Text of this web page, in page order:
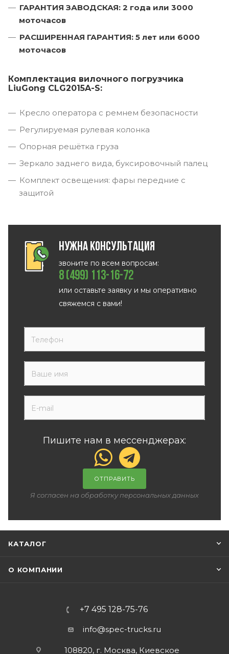
ГАРАНТИЯ ЗАВОДСКАЯ: 2 года или 3000
моточасов
РАСШИРЕННАЯ ГАРАНТИЯ: 5 лет или 6000
моточасов
Комплектация вилочного погрузчика
LiuGong CLG2015A-S:
Кресло оператора с ремнем безопасности
Регулируемая рулевая колонка
Опорная решётка груза
Зеркало заднего вида, буксировочный палец
Комплект освещения: фары передние с
защитой
Нужна консультация
звоните по всем вопросам:
8 (499) 113-16-72
или оставьте заявку и мы оперативно
свяжемся с вами!
Пишите нам в мессенджерах:
ОТПРАВИТЬ
Я согласен на обработку персональных данных
КАТАЛОГ
О КОМПАНИИ
+7 495 128-75-76
info@spec-trucks.ru
108820, г. Москва, Киевское